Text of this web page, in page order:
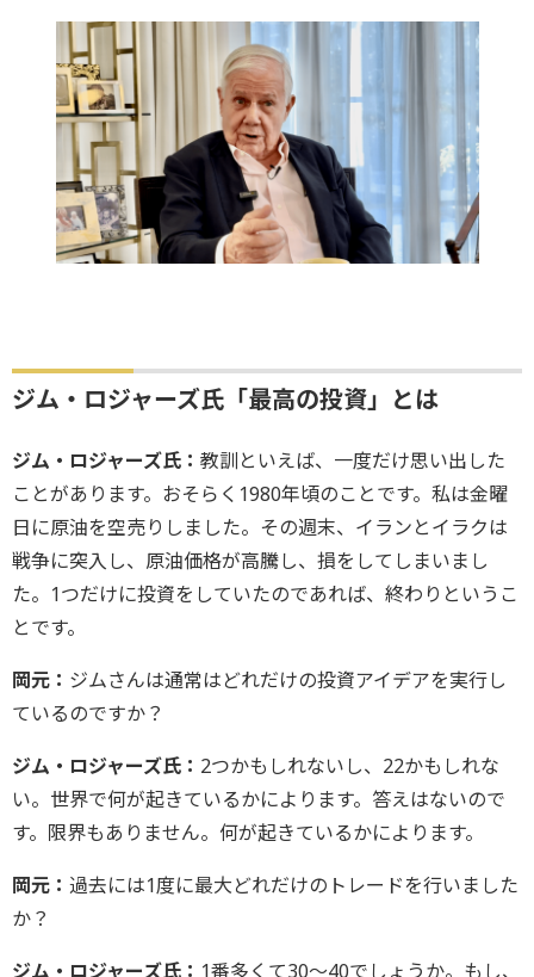
ジム・ロジャーズ氏「最高の投資」とは
ジム・ロジャーズ氏： 教訓といえば、一度だけ思い出した
ことがあります。おそらく1980年頃のことです。私は金曜
日に原油を空売りしました。その週末、イランとイラクは
戦争に突入し、原油価格が高騰し、損をしてしまいまし
た。1つだけに投資をしていたのであれば、終わりというこ
とです。
岡元： ジムさんは通常はどれだけの投資アイデアを実行し
ているのですか？
ジム・ロジャーズ氏： 2つかもしれないし、22かもしれな
い。世界で何が起きているかによります。答えはないので
す。限界もありません。何が起きているかによります。
岡元： 過去には1度に最大どれだけのトレードを行いました
か？
ジム・ロジャーズ氏： 1番多くて30～40でしょうか。もし、